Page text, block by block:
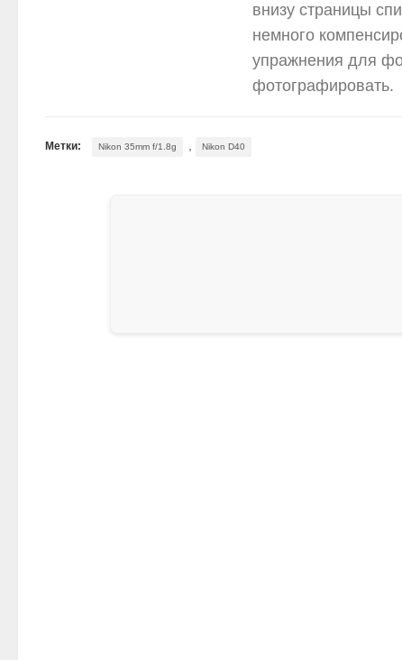
внизу страницы
немного
упражнения для
фотографировать.
Метки: Nikon 35mm f/1.8g , Nikon D40